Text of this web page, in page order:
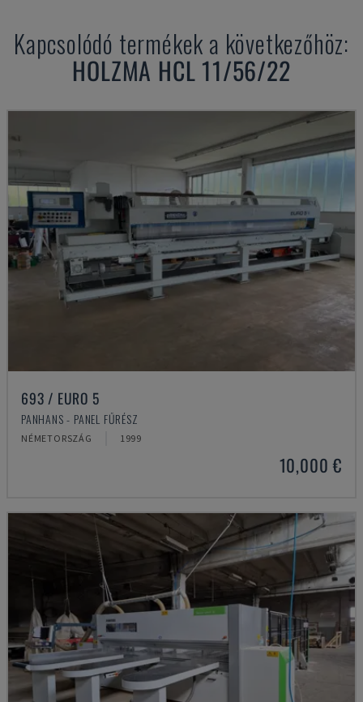
Kapcsolódó termékek a következőhöz:
HOLZMA HCL 11/56/22
693 / EURO 5
PANHANS - PANEL FŰRÉSZ
NÉMETORSZÁG 1999
10,000 €